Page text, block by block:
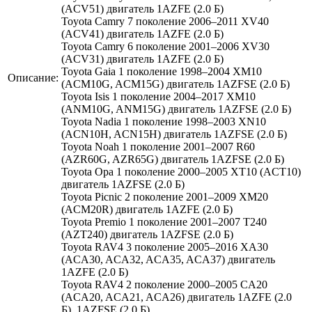
Описание:
(ACV51) двигатель 1AZFE (2.0 Б)
Toyota Camry 7 поколение 2006–2011 XV40
(ACV41) двигатель 1AZFE (2.0 Б)
Toyota Camry 6 поколение 2001–2006 XV30
(ACV31) двигатель 1AZFE (2.0 Б)
Toyota Gaia 1 поколение 1998–2004 XM10
(ACM10G, ACM15G) двигатель 1AZFSE (2.0 Б)
Toyota Isis 1 поколение 2004–2017 XM10
(ANM10G, ANM15G) двигатель 1AZFSE (2.0 Б)
Toyota Nadia 1 поколение 1998–2003 XN10
(ACN10H, ACN15H) двигатель 1AZFSE (2.0 Б)
Toyota Noah 1 поколение 2001–2007 R60
(AZR60G, AZR65G) двигатель 1AZFSE (2.0 Б)
Toyota Opa 1 поколение 2000–2005 XT10 (ACT10)
двигатель 1AZFSE (2.0 Б)
Toyota Picnic 2 поколение 2001–2009 XM20
(ACM20R) двигатель 1AZFE (2.0 Б)
Toyota Premio 1 поколение 2001–2007 T240
(AZT240) двигатель 1AZFSE (2.0 Б)
Toyota RAV4 3 поколение 2005–2016 XA30
(ACA30, ACA32, ACA35, ACA37) двигатель
1AZFE (2.0 Б)
Toyota RAV4 2 поколение 2000–2005 CA20
(ACA20, ACA21, ACA26) двигатель 1AZFE (2.0
Б), 1AZFSE (2.0 Б)